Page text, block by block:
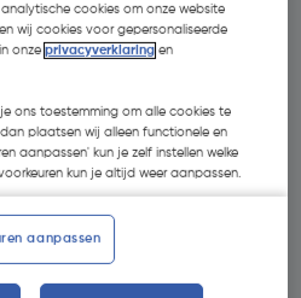
cookies om onze website
wij cookies voor gepersonaliseerde
onzeprivacyverklaring en
ons toestemming om alle cookies te
plaatsen wij alleen functionele en
aanpassen' kun je zelf instellen welke
kun je altijd weer aanpassen.
aanpassen